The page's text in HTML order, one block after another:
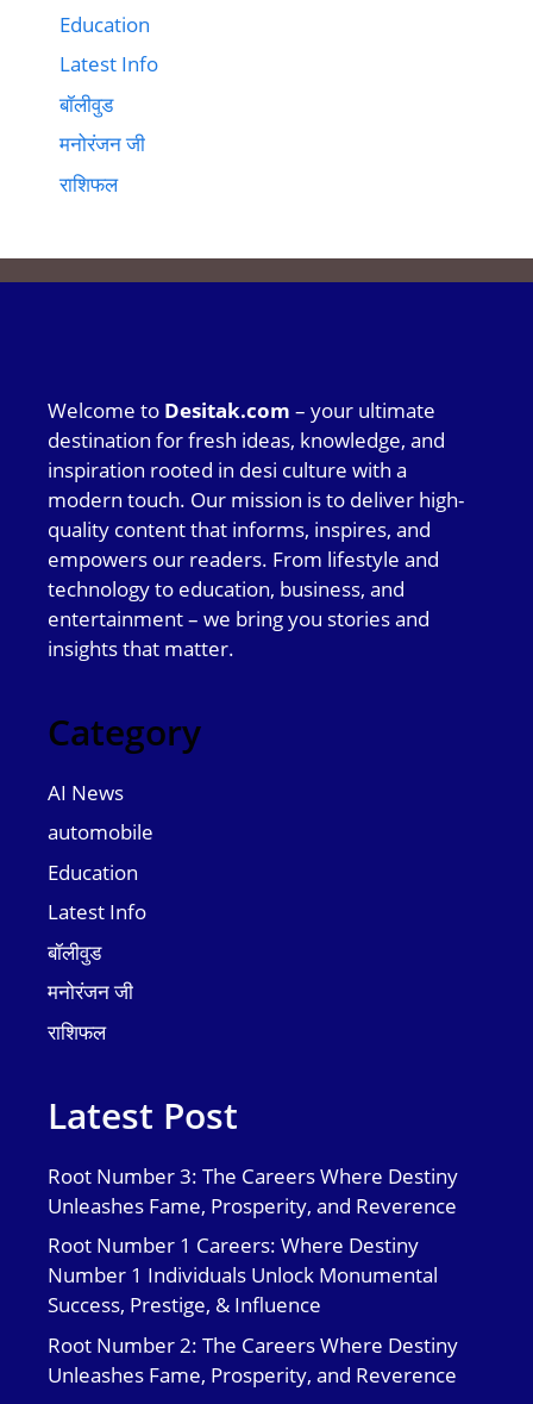
Education
Latest Info
बॉलीवुड
मनोरंजन जी
राशिफल
Welcome to Desitak.com – your ultimate
destination for fresh ideas, knowledge, and
inspiration rooted in desi culture with a
modern touch. Our mission is to deliver high-
quality content that informs, inspires, and
empowers our readers. From lifestyle and
technology to education, business, and
entertainment – we bring you stories and
insights that matter.
Category
AI News
automobile
Education
Latest Info
बॉलीवुड
मनोरंजन जी
राशिफल
Latest Post
Root Number 3: The Careers Where Destiny
Unleashes Fame, Prosperity, and Reverence
Root Number 1 Careers: Where Destiny
Number 1 Individuals Unlock Monumental
Success, Prestige, & Influence
Root Number 2: The Careers Where Destiny
Unleashes Fame, Prosperity, and Reverence